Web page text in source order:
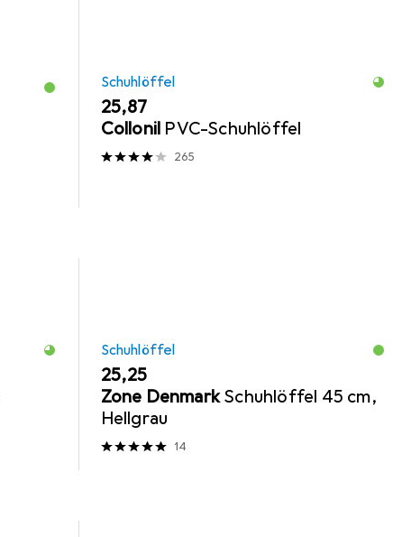
Schuhlöffel
EUR
25,87
Collonil PVC-Schuhlöffel
265
Schuhlöffel
EUR
25,25
Zone DenmarkSchuhlöffel 45 cm,
Hellgrau
14